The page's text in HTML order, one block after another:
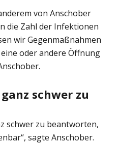
von Anschober
die Zahl der Infektionen
wir Gegenmaßnahmen
oder andere Öffnung
schwer zu
schwer zu beantworten,
sagte Anschober.